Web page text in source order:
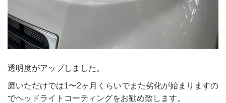
透明度がアップしました。
磨いただけでは1〜2ヶ月くらいでまた劣化が始まりますの
でヘッドライトコーティングをお勧め致します。